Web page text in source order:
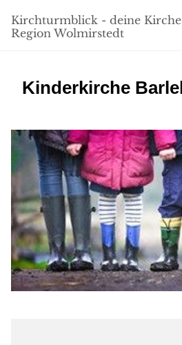
Kirchturmblick - deine
Region Wolmirstedt
Kinderkirche